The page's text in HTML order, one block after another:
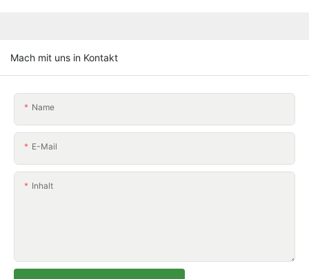
Mach mit uns in Kontakt
Name
E-Mail
Inhalt